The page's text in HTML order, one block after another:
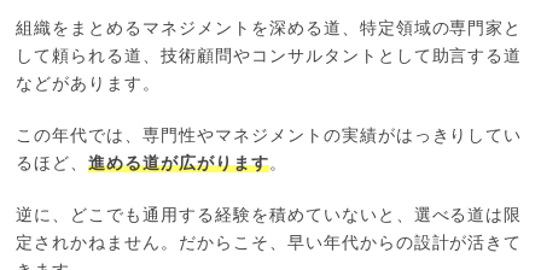
組織をまとめるマネジメントを深める道、特定領域の専門家と
して頼られる道、技術顧問やコンサルタントとして助言する道
などがあります。
この年代では、専門性やマネジメントの実績がはっきりしてい
るほど、進める道が広がります。
逆に、どこでも通用する経験を積めていないと、選べる道は限
定されかねません。だからこそ、早い年代からの設計が活きて